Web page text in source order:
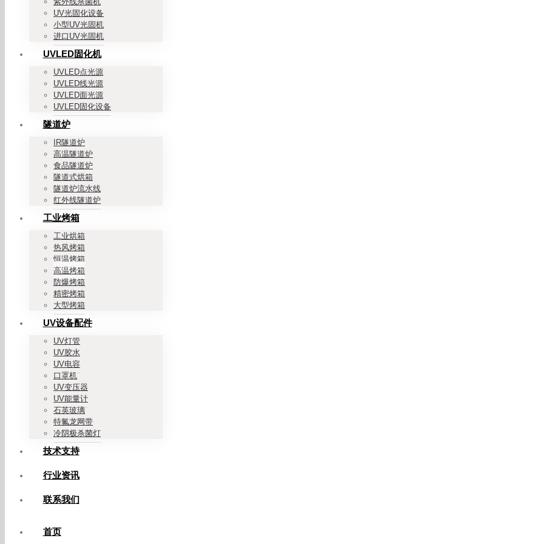
UV光固化设备
小型UV光固机
进口UV光固机
UVLED固化机
UVLED点光源
UVLED线光源
UVLED面光源
UVLED固化设备
隧道炉
IR隧道炉
高温隧道炉
食品隧道炉
隧道式烘箱
隧道炉流水线
红外线隧道炉
工业烤箱
工业烘箱
热风烤箱
恒温烤箱
高温烤箱
防爆烤箱
精密烤箱
大型烤箱
UV设备配件
UV灯管
UV胶水
UV电容
口罩机
UV变压器
UV能量计
石英玻璃
特氟龙网带
冷阴极杀菌灯
技术支持
行业资讯
联系我们
首页